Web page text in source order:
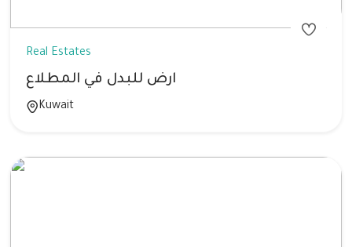
Real Estates
ارض للبدل في المطلاع
Kuwait